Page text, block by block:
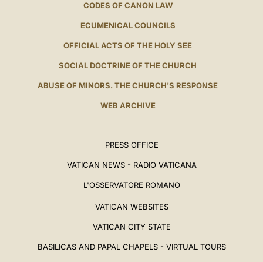
CODES OF CANON LAW
ECUMENICAL COUNCILS
OFFICIAL ACTS OF THE HOLY SEE
SOCIAL DOCTRINE OF THE CHURCH
ABUSE OF MINORS. THE CHURCH'S RESPONSE
WEB ARCHIVE
PRESS OFFICE
VATICAN NEWS - RADIO VATICANA
L'OSSERVATORE ROMANO
VATICAN WEBSITES
VATICAN CITY STATE
BASILICAS AND PAPAL CHAPELS - VIRTUAL TOURS